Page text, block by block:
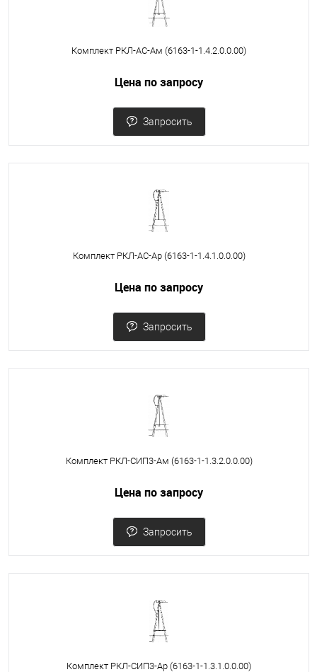
Комплект РКЛ-АС-Ам (6163-1-1.4.2.0.0.00)
Цена по запросу
Запросить
Комплект РКЛ-АС-Ар (6163-1-1.4.1.0.0.00)
Цена по запросу
Запросить
Комплект РКЛ-СИП3-Ам (6163-1-1.3.2.0.0.00)
Цена по запросу
Запросить
Комплект РКЛ-СИП3-Ар (6163-1-1.3.1.0.0.00)